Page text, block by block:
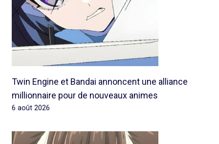
Twin Engine et Bandai annoncent une alliance
millionnaire pour de nouveaux animes
6 août 2026